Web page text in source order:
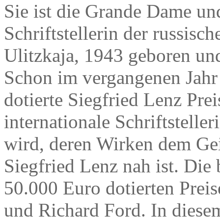
Sie ist die Grande Dame
Schriftstellerin der
Ulitzkaja, 1943 geboren
Schon im vergangenen
dotierte Siegfried Lenz
internationale
wird, deren Wirken dem
Siegfried Lenz nah ist. Die
50.000 Euro dotierten
und Richard Ford. In